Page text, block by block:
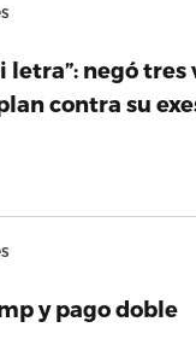
letra”: negó tres
contra su
y pago doble